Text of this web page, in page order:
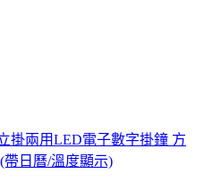
掛兩用LED電子數字掛鐘 方
日曆/溫度顯示)